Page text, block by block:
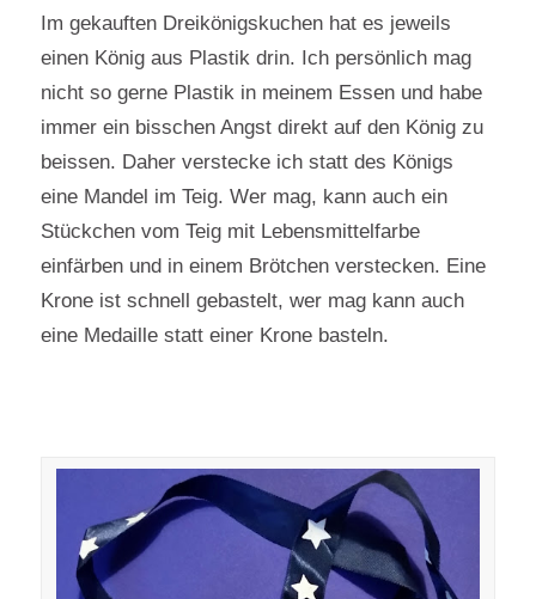
Im gekauften Dreikönigskuchen hat es jeweils
einen König aus Plastik drin. Ich persönlich mag
nicht so gerne Plastik in meinem Essen und habe
immer ein bisschen Angst direkt auf den König zu
beissen. Daher verstecke ich statt des Königs
eine Mandel im Teig. Wer mag, kann auch ein
Stückchen vom Teig mit Lebensmittelfarbe
einfärben und in einem Brötchen verstecken. Eine
Krone ist schnell gebastelt, wer mag kann auch
eine Medaille statt einer Krone basteln.